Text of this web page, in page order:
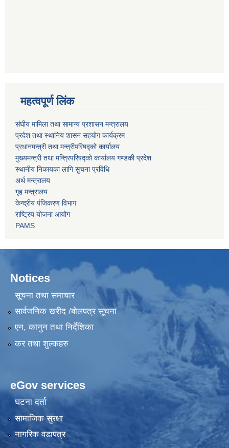
महत्वपूर्ण लिंक
संघीय मामिला तथा सामान्य प्रशासन मन्त्रालय
प्रदेश तथा स्थानिय शासन सहयोग कार्यक्रम
प्रधानमन्त्री तथा मन्त्रीपरिषद्को कार्यालय
मुख्यमन्त्री तथा मन्त्रिपरिषद्को कार्यालय गण्डकी प्रदेश
स्थानीय निकायका लागि सुचना प्रविधि
अर्थ मन्त्रालय
गृह मन्त्रालय
केन्द्रीय पंजिकरण विभाग
राष्ट्रिय योजना आयोग
PAMS
Notices
सूचना तथा समाचार
सार्वजनिक खरीद /बोलपत्र सूचना
एन, कानुन तथा निर्देशिका
कर तथा शुल्कहरु
eGov services
घटना दर्ता
सामाजिक सुरक्षा
नागरिक वडापत्र